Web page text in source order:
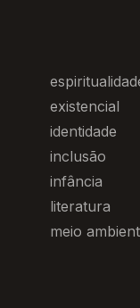
existencial
identidade
inclusão
infância
literatura
meio